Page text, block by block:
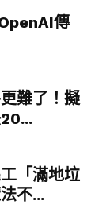
重症病患，
斯（Gabi
我們確切得
們不知道，
傳
難了！擬
「滿地垃
不...